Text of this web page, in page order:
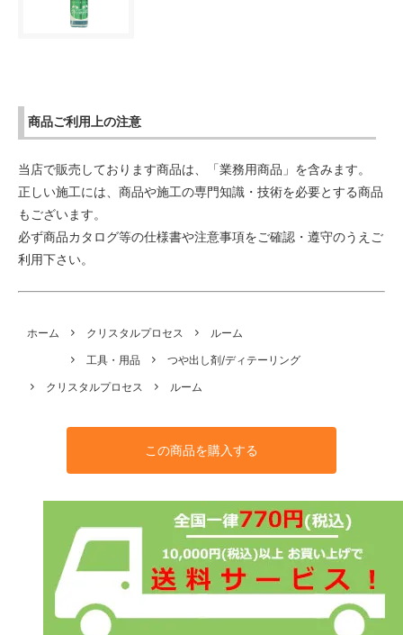
商品ご利用上の注意
当店で販売しております商品は、「業務用商品」を含みます。
正しい施工には、商品や施工の専門知識・技術を必要とする商品
もございます。
必ず商品カタログ等の仕様書や注意事項をご確認・遵守のうえご
利用下さい。
ホーム クリスタルプロセス
ルーム
工具・用品
つや出し剤/ディテーリング
クリスタルプロセス
ルーム
この商品を購入する